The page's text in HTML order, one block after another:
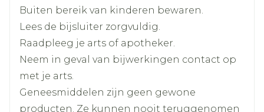
ingenomen (vlees, vis, melkproducten, zaden
en noten)
Elk tablet bevat één behandelingsdosering
en mag in geen geval verdeeld worden
Lengte
Diepte 60 mm
Hoeveelheid
Verpakking
100
Buiten bereik van kinderen bewaren.
Lees de bijsluiter zorgvuldig.
Raadpleeg je arts of apotheker.
Neem in geval van bijwerkingen contact op
met je arts.
Geneesmiddelen zijn geen gewone
producten. Ze kunnen nooit teruggenomen